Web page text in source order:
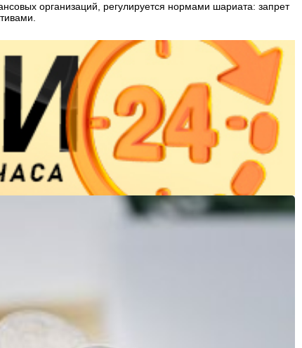
организаций, регулируется нормами шариата: запрет